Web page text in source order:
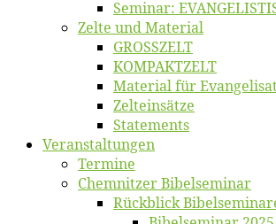
Se­mi­nar:
Zel­te und Material
GROSSZELT
KOMPAKTZELT
Ma­te­ri­al für
Zelt­ein­sät­ze
State­ments
Ver­an­stal­tun­gen
Ter­mi­ne
Chemnit­zer Bibelseminar
Rück­blick